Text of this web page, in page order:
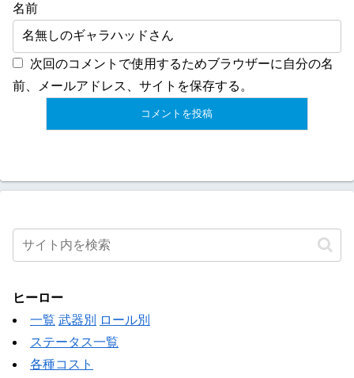
名前
次回のコメントで使用するためブラウザーに自分の名
前、メールアドレス、サイトを保存する。
ヒーロー
一覧 武器別
ロール別
ステータス一覧
各種コスト